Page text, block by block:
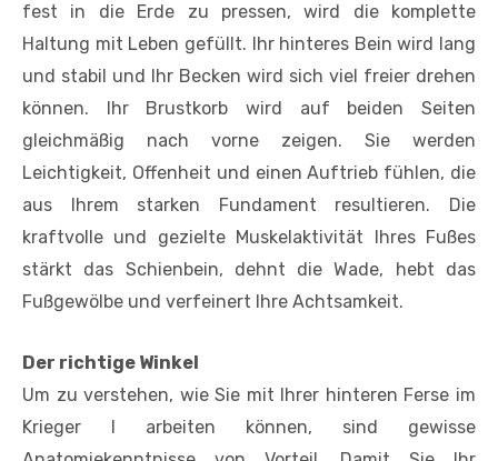
fest in die Erde zu pressen, wird die komplette
Haltung mit Leben gefüllt. Ihr hinteres Bein wird lang
und stabil und Ihr Becken wird sich viel freier drehen
können. Ihr Brustkorb wird auf beiden Seiten
gleichmäßig nach vorne zeigen. Sie werden
Leichtigkeit, Offenheit und einen Auftrieb fühlen, die
aus Ihrem starken Fundament resultieren. Die
kraftvolle und gezielte Muskelaktivität Ihres Fußes
stärkt das Schienbein, dehnt die Wade, hebt das
Fußgewölbe und verfeinert Ihre Achtsamkeit.
Der richtige Winkel
Um zu verstehen, wie Sie mit Ihrer hinteren Ferse im
Krieger I arbeiten können, sind gewisse